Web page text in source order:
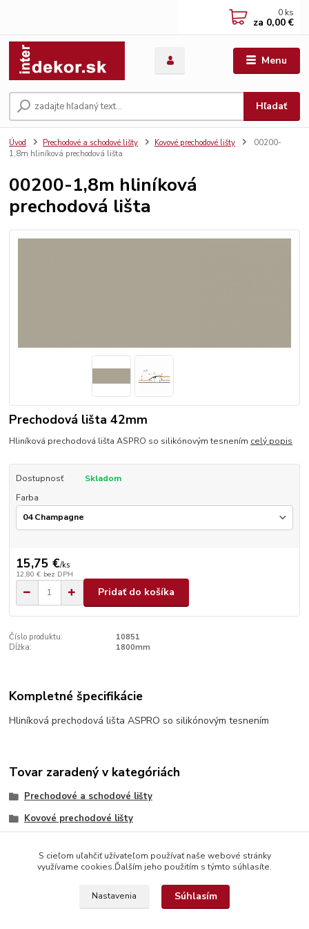
Menu
Hľadať
0 ks
za 0,00 €
Úvod Prechodové a schodové lišty Kovové prechodové lišty
00200-
1,8m hliníková prechodová lišta
00200-1,8m hliníková
prechodová lišta
Prechodová lišta 42mm
Hliníková prechodová lišta ASPRO so silikónovým tesnením celý popis
Dostupnosť
Skladom
Farba
15,75 €/ks
12,80 € bez DPH
Pridať do košíka
Číslo produktu:
10851
Dĺžka:
1800mm
Kompletné špecifikácie
Hliníková prechodová lišta ASPRO so silikónovým tesnením
Tovar zaradený v kategóriách
Prechodové a schodové lišty
Kovové prechodové lišty
S cieľom uľahčiť užívateľom používať naše webové stránky
využívame cookies.Ďalším jeho použitím s týmto súhlasíte.
Nastavenia Súhlasím